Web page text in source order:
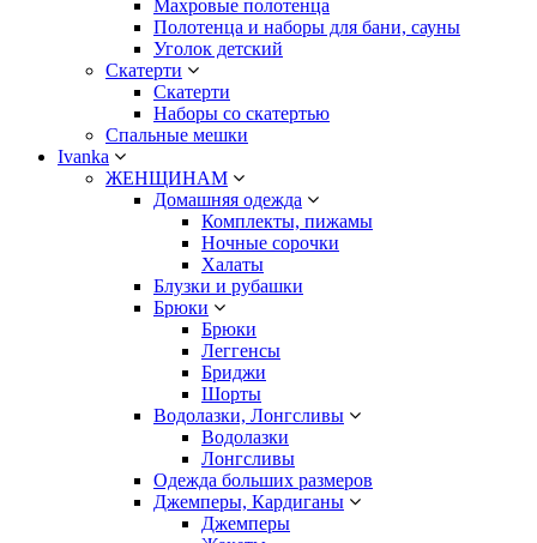
Махровые полотенца
Полотенца и наборы для бани, сауны
Уголок детский
Скатерти
Скатерти
Наборы со скатертью
Спальные мешки
Ivanka
ЖЕНЩИНАМ
Домашняя одежда
Комплекты, пижамы
Ночные сорочки
Халаты
Блузки и рубашки
Брюки
Брюки
Леггенсы
Бриджи
Шорты
Водолазки, Лонгсливы
Водолазки
Лонгсливы
Одежда больших размеров
Джемперы, Кардиганы
Джемперы